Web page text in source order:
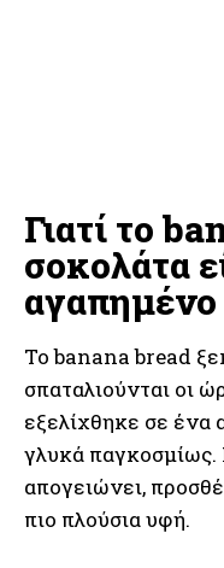
Γιατί το
σοκολάτα
αγαπημένο
Το banana bread
σπαταλιούνται οι
εξελίχθηκε σε ένα
γλυκά
απογειώνει,
πιο πλούσια υφή.